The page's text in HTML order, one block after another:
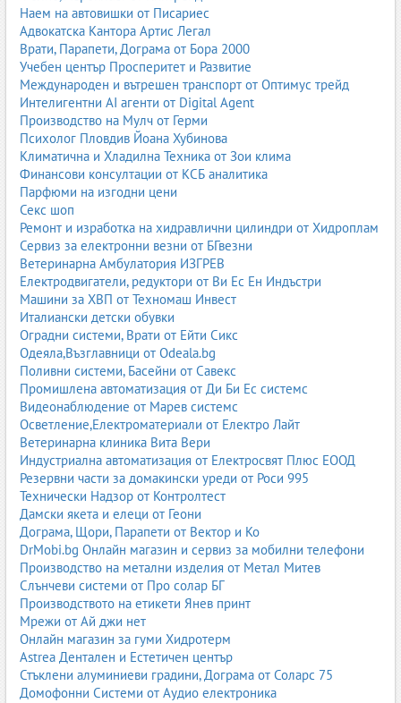
Персийски килими– известни с изящни орнаменти,
висока плътност и естествени материали. Персийските
килими са символ на лукс и изкуство.
Турски килими– богати цветове, геометрични мотиви,
традиционни техники на възлите. Често се използват в
класически интериори.
Български килими– чипровски, котленски, самоковски и
други регионални модели с характерни мотиви и
символи.
Афгански килими– ръчно тъкани, с дълбоки цветове и
традиционни фигури, често в тъмночервени и кафяви
тонове.
Марокански килими– меки, пухкави, с минималистични
мотиви, подходящи за модерни и бохо интериори.
Ръчно тъканите килими са произведения на изкуството. Те са
издръжливи, ценни и често се предават като наследство. При
правилна поддръжка могат да служат десетилетия.
1.2. Машинно тъкани килими
Машинно тъканите килими са най-разпространените в
съвременните домове. Те се произвеждат в големи фабрики с
модерни технологии, което позволява разнообразие от
дизайни, размери и цени.
Предимства на машинно тъканите килими:
по-достъпни цени в сравнение с ръчно тъканите;
огромно разнообразие от модели, цветове и стилове;
лесна поддръжка и почистване;
подходящи за всякакви помещения – хол, спалня, детска
стая, коридор, офис;
различни дебелини и плътности според нуждите.
Популярни видове машинни килими:
Шаги килими– пухкави, меки, с дълъг косъм, създават
усещане за комфорт и лукс.
Килими с къс косъм– практични, лесни за почистване,
подходящи за семейства с деца и домашни любимци.
Наем на автовишки от Писариес
Адвокатска Кантора Артис Легал
Врати, Парапети, Дограма от Бора 2000
Учебен център Просперитет и Развитие
Международен и вътрешен транспорт от Оптимус трейд
Интелигентни AI агенти от Digital Agent
Производство на Мулч от Герми
Психолог Пловдив Йоана Хубинова
Климатична и Хладилна Техника от Зои клима
Финансови консултации от КСБ аналитика
Парфюми на изгодни цени
Секс шоп
Ремонт и изработка на хидравлични цилиндри от Хидроплам
Сервиз за електронни везни от БГвезни
Ветеринарна Амбулатория ИЗГРЕВ
Електродвигатели, редуктори от Ви Ес Ен Индъстри
Машини за ХВП от Техномаш Инвест
Италиански детски обувки
Оградни системи, Врати от Ейти Сикс
Одеяла,Възглавници от Odeala.bg
Поливни системи, Басейни от Савекс
Промишлена автоматизация от Ди Би Ес системс
Видеонаблюдение от Марев системс
Осветление,Електроматериали от Електро Лайт
Ветеринарна клиника Вита Вери
Индустриална автоматизация от Електросвят Плюс ЕООД
Резервни части за домакински уреди от Роси 995
Технически Надзор от Контролтест
Дамски якета и елеци от Геони
Дограма, Щори, Парапети от Вектор и Ко
DrMobi.bg Онлайн магазин и сервиз за мобилни телефони
Производство на метални изделия от Метал Митев
Слънчеви системи от Про солар БГ
Производството на етикети Янев принт
Мрежи от Ай джи нет
Онлайн магазин за гуми Хидротерм
Astrea Дентален и Естетичен център
Стъклени алуминиеви градини, Дограма от Соларс 75
Домофонни Системи от Аудио електроника